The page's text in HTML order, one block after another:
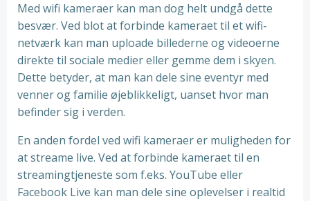
Med wifi kameraer kan man dog helt undgå dette
besvær. Ved blot at forbinde kameraet til et wifi-
netværk kan man uploade billederne og videoerne
direkte til sociale medier eller gemme dem i skyen.
Dette betyder, at man kan dele sine eventyr med
venner og familie øjeblikkeligt, uanset hvor man
befinder sig i verden.
En anden fordel ved wifi kameraer er muligheden for
at streame live. Ved at forbinde kameraet til en
streamingtjeneste som f.eks. YouTube eller
Facebook Live kan man dele sine oplevelser i realtid